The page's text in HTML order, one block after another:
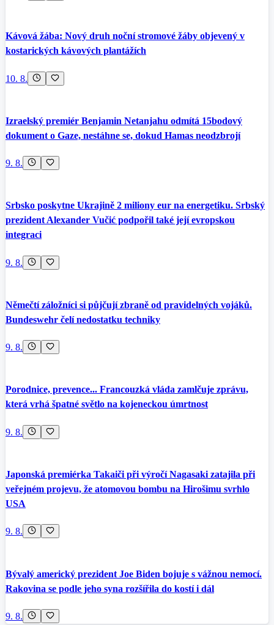
Kávová žába: Nový druh noční stromové žáby objevený v
kostarických kávových plantážích
10. 8.
Izraelský premiér Benjamin Netanjahu odmítá 15bodový
dokument o Gaze, nestáhne se, dokud Hamas neodzbrojí
9. 8.
Srbsko poskytne Ukrajině 2 miliony eur na energetiku. Srbský
prezident Alexander Vučić podpořil také její evropskou
integraci
9. 8.
Němečtí záložníci si půjčují zbraně od pravidelných vojáků.
Bundeswehr čelí nedostatku techniky
9. 8.
Porodnice, prevence... Francouzká vláda zamlčuje zprávu,
která vrhá špatné světlo na kojeneckou úmrtnost
9. 8.
Japonská premiérka Takaiči při výročí Nagasaki zatajila při
veřejném projevu, že atomovou bombu na Hirošimu svrhlo
USA
9. 8.
Bývalý americký prezident Joe Biden bojuje s vážnou nemocí.
Rakovina se podle jeho syna rozšířila do kostí i dál
9. 8.